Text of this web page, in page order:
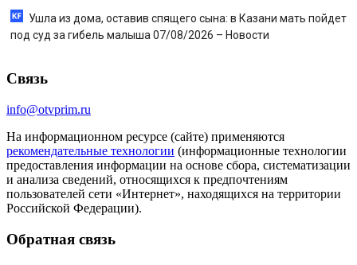
Ушла из дома, оставив спящего сына: в Казани мать пойдет
под суд за гибель малыша 07/08/2026 – Новости
Связь
info@otvprim.ru
На информационном ресурсе (сайте) применяются
рекомендательные технологии (информационные технологии
предоставления информации на основе сбора, систематизации
и анализа сведений, относящихся к предпочтениям
пользователей сети «Интернет», находящихся на территории
Российской Федерации).
Обратная связь